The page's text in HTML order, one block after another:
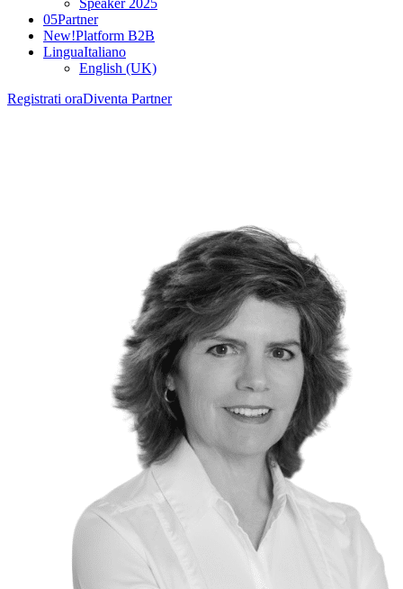
Speaker 2025
05Partner
New!Platform B2B
LinguaItaliano
English (UK)
Registrati oraDiventa Partner